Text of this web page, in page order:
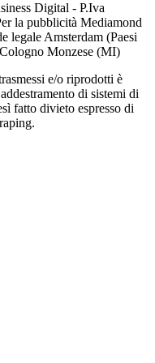
Digital - P.Iva
la pubblicità Mediamond
legale Amsterdam (Paesi
Monzese (MI)
e/o riprodotti è
di sistemi di
fatto divieto espresso di